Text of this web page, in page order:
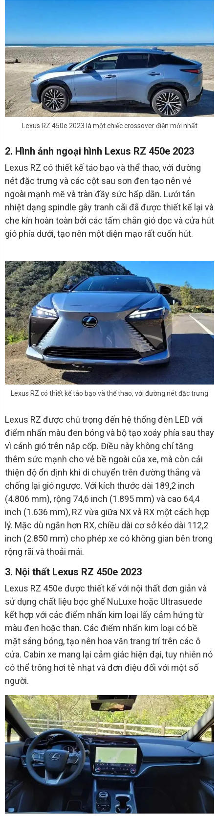
Lexus RZ 450e 2023 là một chiếc crossover điện mới nhất
2. Hình ảnh ngoại hình Lexus RZ 450e 2023
Lexus RZ có thiết kế táo bạo và thể thao, với đường
nét đặc trưng và các cột sau sơn đen tạo nên vẻ
ngoài mạnh mẽ và tràn đầy sức hấp dẫn. Lưới tản
nhiệt dạng spindle gây tranh cãi đã được thiết kế lại và
che kín hoàn toàn bởi các tấm chắn gió dọc và cửa hút
gió phía dưới, tạo nên một diện mạo rất cuốn hút.
Lexus RZ có thiết kế táo bạo và thể thao, với đường nét đặc trưng
Lexus RZ được chú trọng đến hệ thống đèn LED với
điểm nhấn màu đen bóng và bộ tạo xoáy phía sau thay
vì cánh gió trên nắp cốp. Điều này không chỉ tăng
thêm sức mạnh cho vẻ bề ngoài của xe, mà còn cải
thiện độ ổn định khi di chuyển trên đường thẳng và
chống lại gió ngược. Với kích thước dài 189,2 inch
(4.806 mm), rộng 74,6 inch (1.895 mm) và cao 64,4
inch (1.636 mm), RZ vừa giữa NX và RX một cách hợp
lý. Mặc dù ngắn hơn RX, chiều dài cơ sở kéo dài 112,2
inch (2.850 mm) cho phép xe có không gian bên trong
rộng rãi và thoải mái.
3. Nội thất Lexus RZ 450e 2023
Lexus RZ 450e được thiết kế với nội thất đơn giản và
sử dụng chất liệu bọc ghế NuLuxe hoặc Ultrasuede
kết hợp với các điểm nhấn kim loại lấy cảm hứng từ
màu đen hoặc than. Các điểm nhấn kim loại có bề
mặt sáng bóng, tạo nên hoa văn trang trí trên các ô
cửa. Cabin xe mang lại cảm giác hiện đại, tuy nhiên nó
có thể trông hơi tẻ nhạt và đơn điệu đối với một số
người.